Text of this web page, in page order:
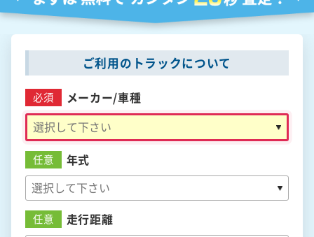
ご利用のトラックについて
必須 メーカー/車種
任意 年式
任意 走行距離